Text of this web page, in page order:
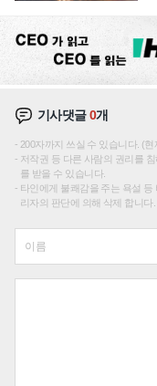
기사댓글0개
200자까지 쓰실 수 있습니다. (현
저작권 등 다른 사람의 권리를
를 받을 수 있습니다.
타인에게 불쾌감을 주는 욕설
리자의 판단에 의해 삭제 합니다.